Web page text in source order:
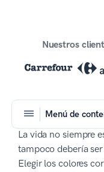
Nuestros
Menú de
La vida no siempre
tampoco debería
Elegir los colores